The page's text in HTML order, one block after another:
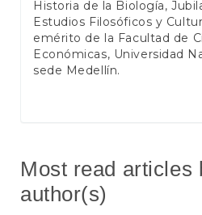
Historia de la Biología,
Estudios Filosóficos y
emérito de la Facultad de
Económicas, Universidad
sede Medellín.
Most read articles
author(s)